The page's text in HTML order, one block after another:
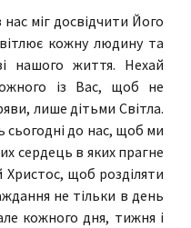
міг досвідчити Його
кожну людину та
нашого життя. Нехай
із Вас, щоб не
лише дітьми Світла.
сьогодні до нас, щоб ми
сердець в яких прагне
щоб розділяти
не тільки в день
кожного дня, тижня і